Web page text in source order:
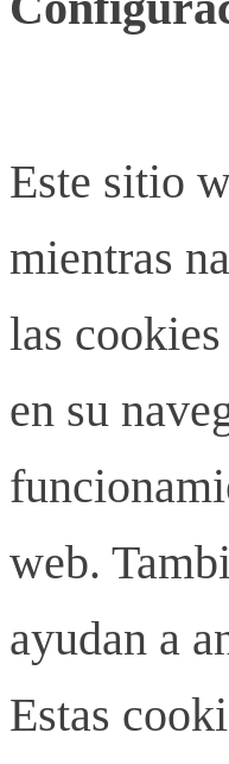
Este sitio
mientras
las
en su
web.
ayudan a
Estas